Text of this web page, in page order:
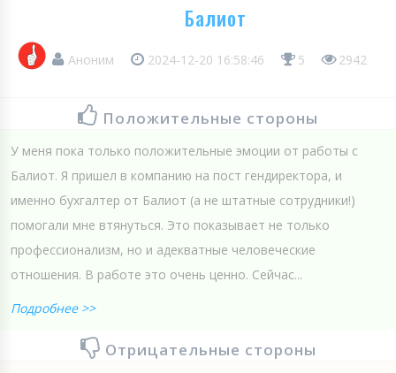
Балиот
Аноним 2024-12-20 16:58:46 5 2942
Положительные стороны
У меня пока только положительные эмоции от работы с
Балиот. Я пришел в компанию на пост гендиректора, и
именно бухгалтер от Балиот (а не штатные сотрудники!)
помогали мне втянуться. Это показывает не только
профессионализм, но и адекватные человеческие
отношения. В работе это очень ценно. Сейчас...
Подробнее >>
Отрицательные стороны